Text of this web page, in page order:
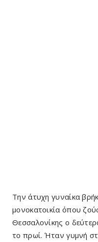
Την άτυχη γυναίκα
μονοκατοικία όπου
Θεσσαλονίκης ο
το πρωί. Ήταν γυμνή